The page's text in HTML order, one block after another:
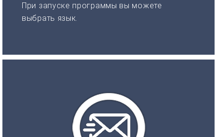
При запуске программы вы можете
выбрать язык.